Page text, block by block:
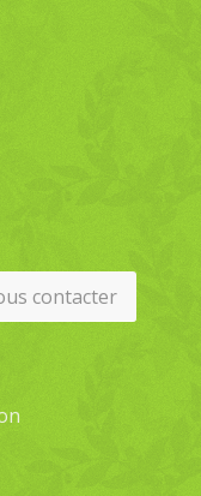
contacter